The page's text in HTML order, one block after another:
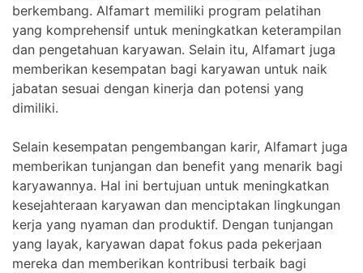
berkembang. Alfamart memiliki program pelatihan
yang komprehensif untuk meningkatkan keterampilan
dan pengetahuan karyawan. Selain itu, Alfamart juga
memberikan kesempatan bagi karyawan untuk naik
jabatan sesuai dengan kinerja dan potensi yang
dimiliki.
Selain kesempatan pengembangan karir, Alfamart juga
memberikan tunjangan dan benefit yang menarik bagi
karyawannya. Hal ini bertujuan untuk meningkatkan
kesejahteraan karyawan dan menciptakan lingkungan
kerja yang nyaman dan produktif. Dengan tunjangan
yang layak, karyawan dapat fokus pada pekerjaan
mereka dan memberikan kontribusi terbaik bagi